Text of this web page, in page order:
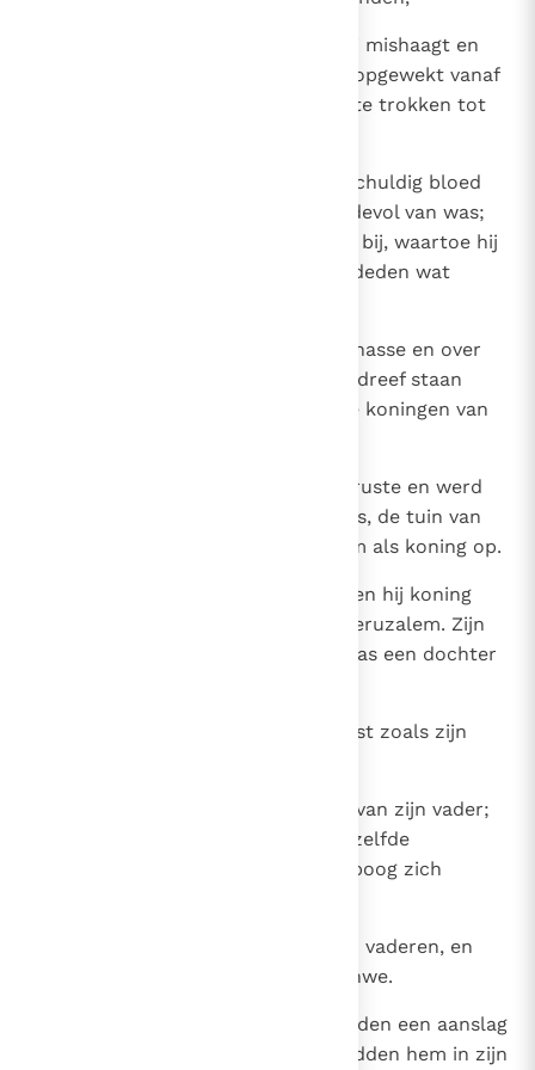
omdat zij gedaan hebben wat Mij mishaagt en
voortdurend mijn toorn hebben opgewekt vanaf
de dag dat hun vaderen uit Egypte trokken tot
Manasse heeft verder zoveel onschuldig bloed
vergoten dat Jeruzalem er boordevol van was;
en daar kwam dan nog de zonde bij, waartoe hij
de Judeeërs verleidde, zodat zij deden wat
Verdere bijzonderheden over Manasse en over
zijn daden en de zonde die hij bedreef staan
opgetekend in de annalen van de koningen van
Manasse ging bij zijn vaderen te ruste en werd
begraven in de tuin van zijn paleis, de tuin van
Uzza. Zijn zoon Amon volgde hem als koning op.
Amon was tweeëntwintig jaar toen hij koning
werd; hij regeerde twee jaar te Jeruzalem. Zijn
moeder heette Mesullemet; zij was een dochter
Hij deed wat Jahwe mishaagt, juist zoals zijn
Hij volgde in alles het voorbeeld van zijn vader;
hij bewees goddelijke eer aan dezelfde
gruwelbeelden als zijn vader en boog zich
Hij verliet Jahwe, de God van zijn vaderen, en
wandelde niet op de weg van Jahwe.
De hovelingen van Amon beraamden een aanslag
tegen hun koning en zij vermoordden hem in zijn